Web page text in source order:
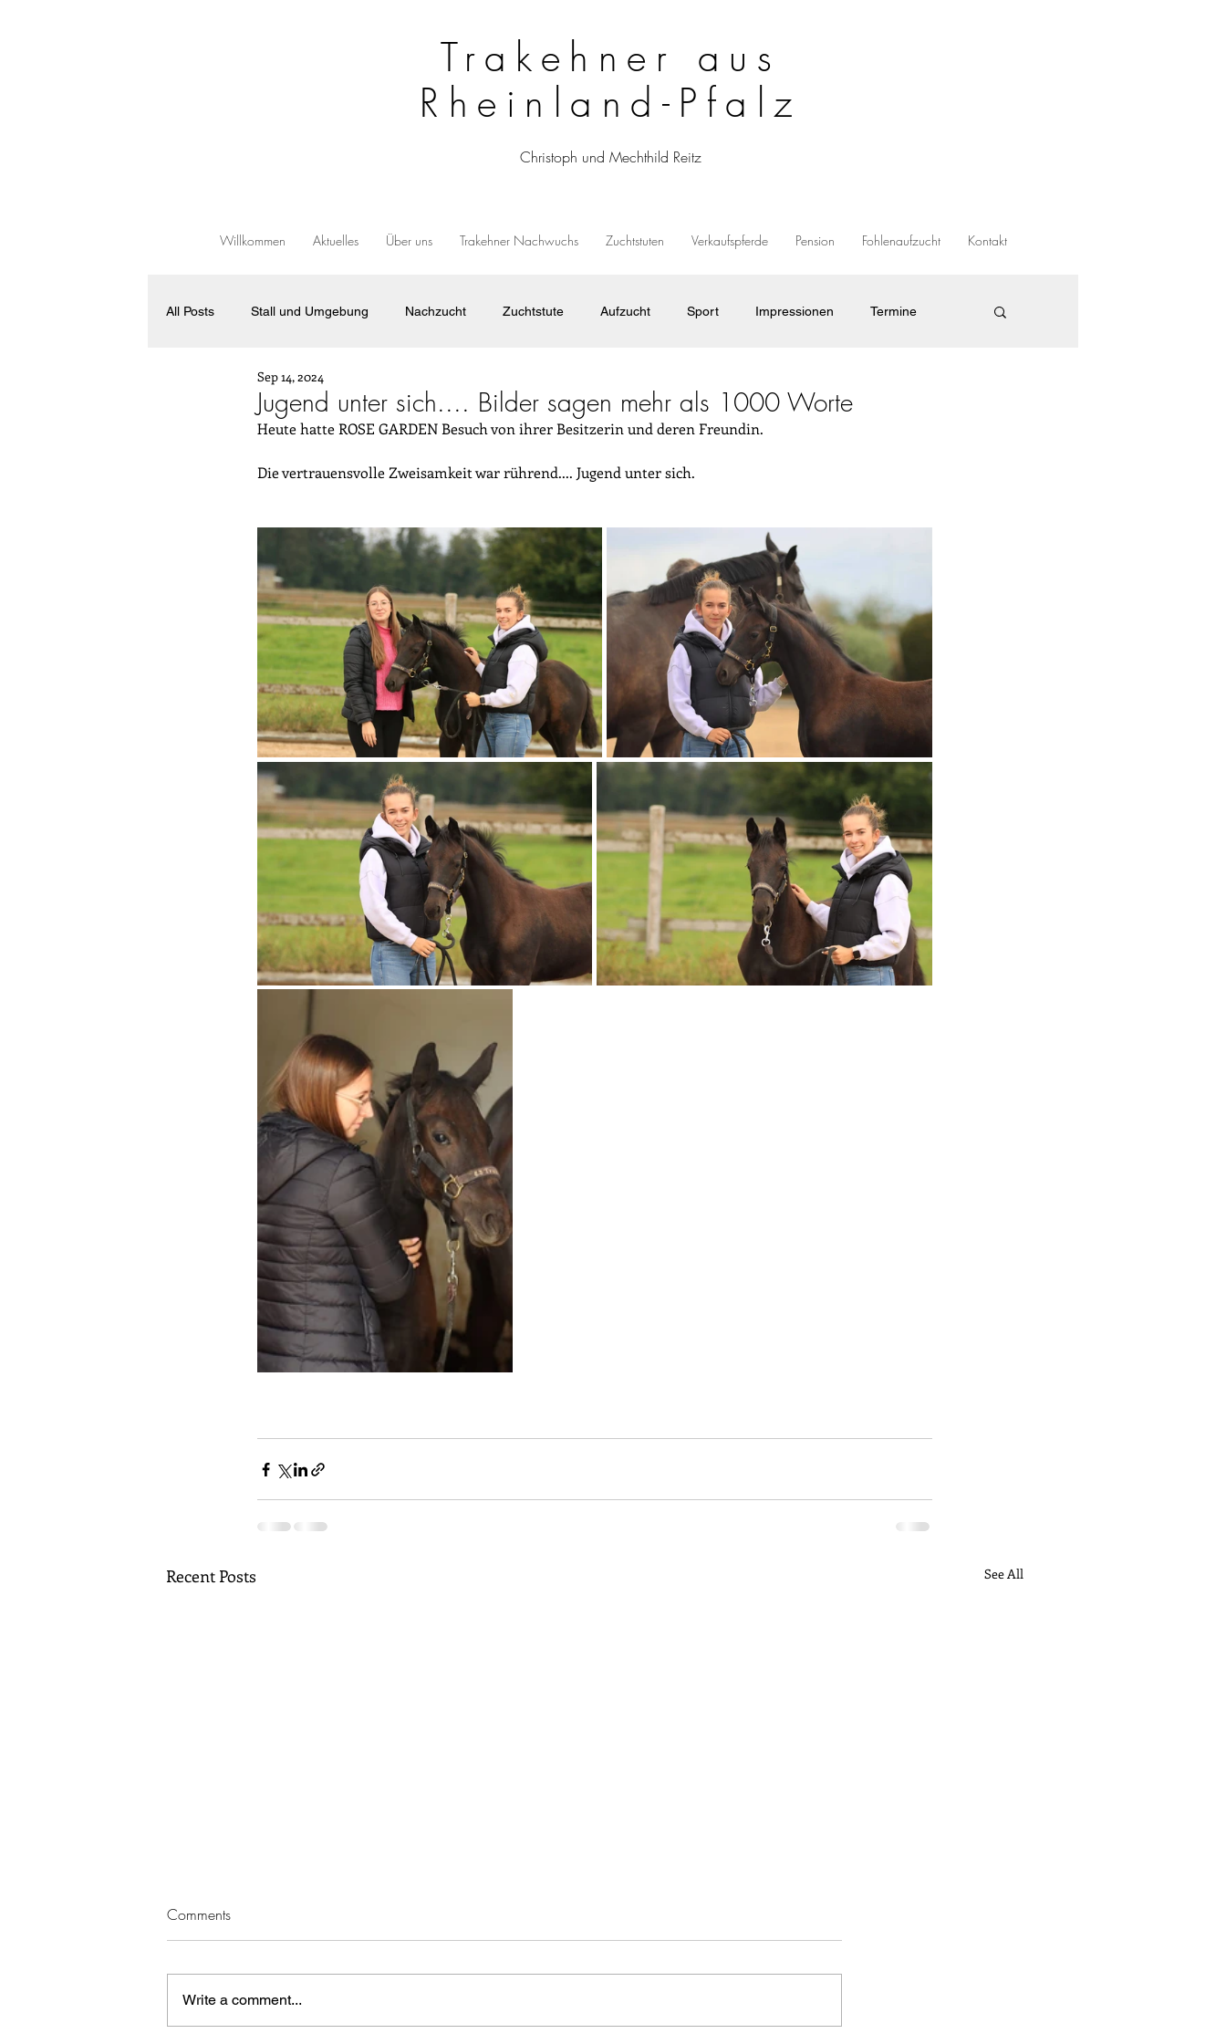
Trakehner aus
Rheinland-Pfalz
Christoph und Mechthild Reitz
Willkommen Aktuelles Über uns Trakehner Nachwuchs Zuchtstuten Verkaufspferde Pension Fohlenaufzucht Kontakt
All Posts Stall und Umgebung Nachzucht Zuchtstute Aufzucht Sport Impressionen Termine
Verkaufspferde
Jugend unter sich.... Bilder sagen mehr als 1000 Worte
Sep 14, 2024
Heute hatte ROSE GARDEN Besuch von ihrer Besitzerin und deren Freundin.
Die vertrauensvolle Zweisamkeit war rührend.... Jugend unter sich.
Recent Posts See All
Comments
Write a comment...